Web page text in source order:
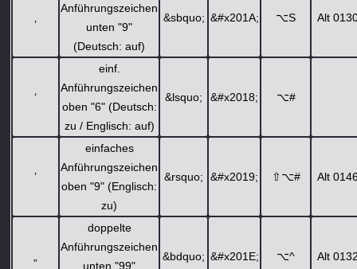
Anführungszeichen
unten "9"
(Deutsch: auf)
&sbquo; &#x201A; ⌥S Alt
‘
einf.
Anführungszeichen
oben "6" (Deutsch:
zu / Englisch: auf)
&lsquo; &#x2018; ⌥#
’
einfaches
Anführungszeichen
oben "9" (Englisch:
zu)
&rsquo; &#x2019; ⇧ ⌥# Alt
doppelte
Anführungszeichen
unten "99"
&bdquo; &#x201E; ⌥^ Alt